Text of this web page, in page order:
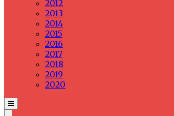
2012
2013
2014
2015
2016
2017
2018
2019
2020